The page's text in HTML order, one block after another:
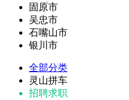
固原市
吴忠市
石嘴山市
银川市
全部分类
灵山拼车
招聘求职